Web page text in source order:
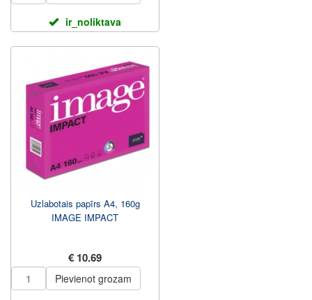
ir_noliktava
Uzlabotais papīrs A4, 160g
IMAGE IMPACT
€ 10.69
Pievienot grozam